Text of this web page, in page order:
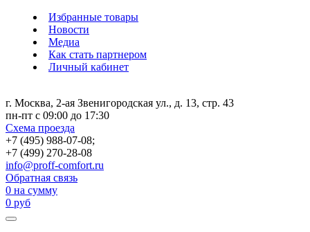
Избранные товары
Новости
Медиа
Как стать партнером
Личный кабинет
г. Москва, 2-ая Звенигородская ул., д. 13, стр. 43
пн-пт с 09:00 до 17:30
Схема проезда
+7 (495) 988-07-08;
+7 (499) 270-28-08
info@proff-comfort.ru
Обратная связь
0 на сумму
0 руб